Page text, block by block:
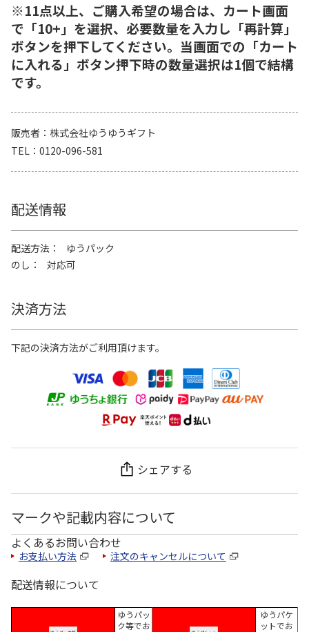
※11点以上、ご購入希望の場合は、カート画面
で「10+」を選択、必要数量を入力し「再計算」
ボタンを押下してください。当画面での「カート
に入れる」ボタン押下時の数量選択は1個で結構
です。
販売者
株式会社ゆうゆうギフト
TEL
0120-096-581
配送情報
配送方法
ゆうパック
のし
対応可
決済方法
下記の決済方法がご利用頂けます。
シェアする
マークや記載内容について
よくあるお問い合わせ
お支払い方法 注文のキャンセルについて
配送情報について
ゆうパッ
ク等でお
ゆうパケ
ットでお